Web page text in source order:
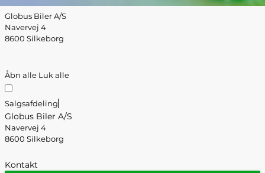
Globus Biler A/S
Navervej 4
8600 Silkeborg
Åbn alle Luk alle
Salgsafdeling
Globus Biler A/S
Navervej 4
8600 Silkeborg
Kontakt